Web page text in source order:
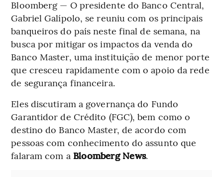
Bloomberg — O presidente do Banco Central,
Gabriel Galípolo, se reuniu com os principais
banqueiros do país neste final de semana, na
busca por mitigar os impactos da venda do
Banco Master, uma instituição de menor porte
que cresceu rapidamente com o apoio da rede
de segurança financeira.
Eles discutiram a governança do Fundo
Garantidor de Crédito (FGC), bem como o
destino do Banco Master, de acordo com
pessoas com conhecimento do assunto que
falaram com a Bloomberg News.